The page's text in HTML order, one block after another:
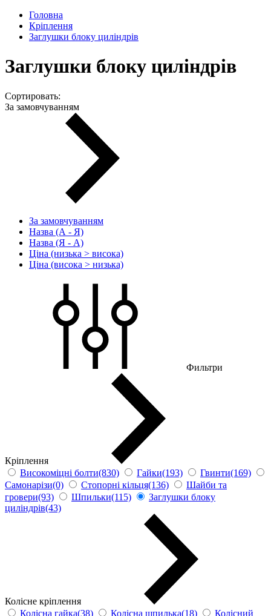
Головна
Кріплення
Заглушки блоку циліндрів
Заглушки блоку циліндрів
Сортировать:
За замовчуванням
За замовчуванням
Назва (А - Я)
Назва (Я - А)
Ціна (низька > висока)
Ціна (висока > низька)
Фильтри
Кріплення
Високоміцні болти(830)
Гайки(193)
Гвинти(169)
Самонарізи(0)
Стопорні кільця(136)
Шайби та
гровери(93)
Шпильки(115)
Заглушки блоку
циліндрів(43)
Колісне кріплення
Колісна гайка(38)
Колісна шпилька(18) Колісний